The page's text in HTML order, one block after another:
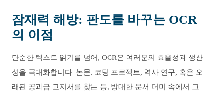
잠재력 해방: 판도를 바꾸는 OCR
의 이점
단순한 텍스트 읽기를 넘어, OCR은 여러분의 효율성과 생산
성을 극대화합니다. 논문, 코딩 프로젝트, 역사 연구, 혹은 오
래된 공과금 고지서를 찾는 등, 방대한 문서 더미 속에서 그